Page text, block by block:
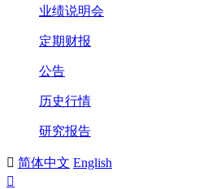
业绩说明会
定期财报
公告
历史行情
研究报告
 简体中文 English
